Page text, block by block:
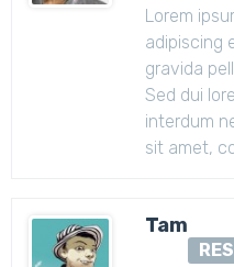
Lorem
adipiscing
gravida
Sed dui
interdum
sit amet,
Tam